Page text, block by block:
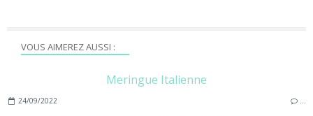
VOUS AIMEREZ AUSSI :
Meringue Italienne
24/09/2022 …